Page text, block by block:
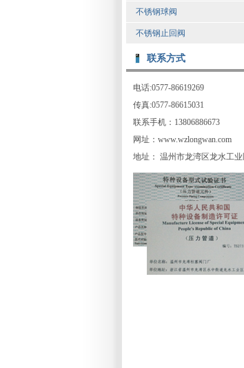
不锈钢球阀
不锈钢止回阀
联系方式
电话:0577-86619269
传真:0577-86615031
联系手机：13806886673
网址：www.wzlongwan.com
地址： 温州市龙湾区龙水工业